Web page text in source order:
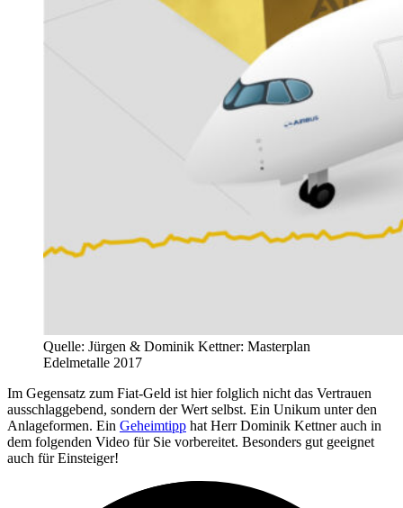
Quelle: Jürgen & Dominik Kettner: Masterplan
Edelmetalle 2017
Im Gegensatz zum Fiat-Geld ist hier folglich nicht das Vertrauen
ausschlaggebend, sondern der Wert selbst. Ein Unikum unter den
Anlageformen. Ein Geheimtipp hat Herr Dominik Kettner auch in
dem folgenden Video für Sie vorbereitet. Besonders gut geeignet
auch für Einsteiger!